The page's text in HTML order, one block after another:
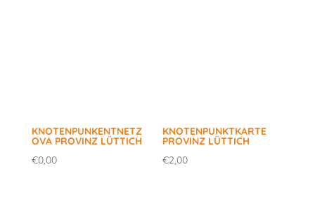
KNOTENPUNKENTNETZ
OVA PROVINZ LÜTTICH
€0,00
KNOTENPUNKTKARTE
PROVINZ LÜTTICH
€2,00